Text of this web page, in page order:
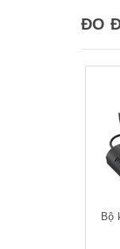
ĐO
Bộ